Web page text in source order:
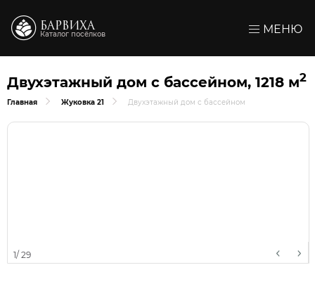
БАРВИХА
Каталог посёлков МЕНЮ
Двухэтажный дом с бассейном, 1218 м2
Главная Жуковка 21 Двухэтажный дом с бассейном
1/ 29